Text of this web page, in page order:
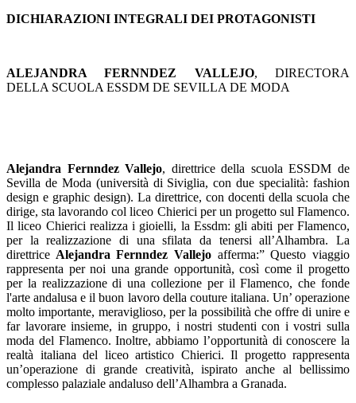
DICHIARAZIONI INTEGRALI DEI PROTAGONISTI
ALEJANDRA FERNNDEZ VALLEJO, DIRECTORA
DELLA SCUOLA ESSDM DE SEVILLA DE MODA
Alejandra Fernndez Vallejo, direttrice della scuola ESSDM de
Sevilla de Moda (università di Siviglia, condue specialità: fashion
design e graphic design). La direttrice, con docenti della scuola che
dirige, sta lavorando col liceo Chierici per un progetto sul Flamenco.
Il liceo Chierici realizza i gioielli, la Essdm: gli abiti per Flamenco,
per la realizzazione di una sfilata da tenersi all’Alhambra. La
direttrice Alejandra Fernndez Vallejo afferma:” Questo viaggio
rappresenta per noi una grande opportunità, così come il progetto
per la realizzazione di una collezione per il Flamenco, che fonde
l'arte andalusa e il buon lavoro della couture italiana. Un’ operazione
molto importante, meraviglioso, per la possibilità che offre di unire e
far lavorare insieme, in gruppo, i nostri studenti con i vostri sulla
moda del Flamenco. Inoltre, abbiamo l’opportunità di conoscere la
realtà italiana del liceo artistico Chierici. Il progetto rappresenta
un’operazione di grande creatività, ispirato anche al bellissimo
complesso palaziale andaluso dell’Alhambra a Granada.